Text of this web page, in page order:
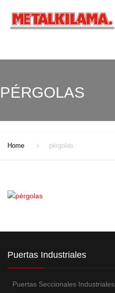
PÉRGOLAS
Home pérgolas
Puertas Industriales
Puertas Seccionales Industriales